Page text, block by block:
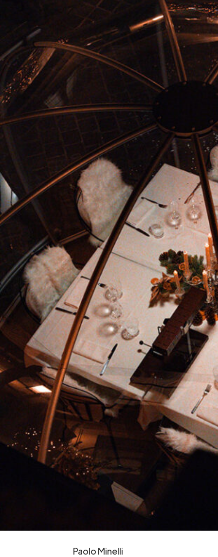
Paolo Minelli